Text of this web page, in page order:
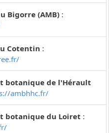
Bigorre (AMB) :
Cotentin :
botanique de l'Hérault
ambhhc.fr/
botanique du Loiret :